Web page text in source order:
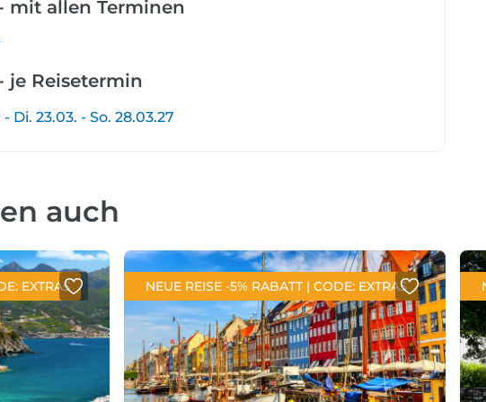
mit allen Terminen
je Reisetermin
23.03. - So. 28.03.27
auch
EXTRA5 NEUE REISE -5% RABATT | CODE: EXTRA5